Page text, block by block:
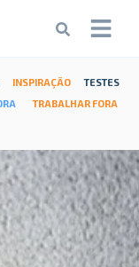
INSPIRAÇÃO
TESTES
TRABALHAR FORA